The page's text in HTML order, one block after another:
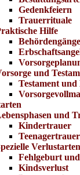
Gedenkfeiern
Trauerrituale
Hilfe
Behördengänge
und
Testament und
und
Kindertrauer
Teenagertrauer
Verlustarten
Fehlgeburt
Kindsverlust